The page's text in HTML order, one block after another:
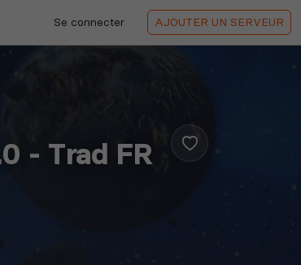
Se connecter AJOUTER UN SERVEUR
- Trad FR